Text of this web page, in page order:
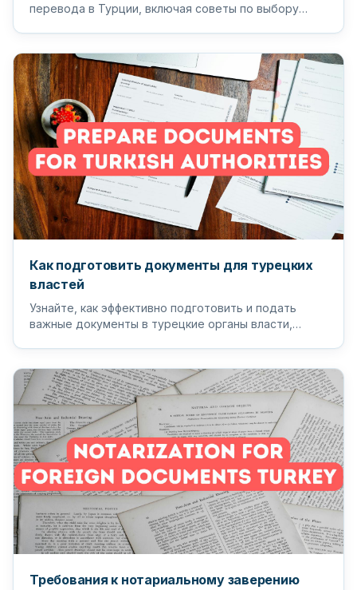
перевода в Турции, включая советы по выбору
Как подготовить документы для турецких
властей
Узнайте, как эффективно подготовить и подать
важные документы в турецкие органы власти,
Требования к нотариальному заверению